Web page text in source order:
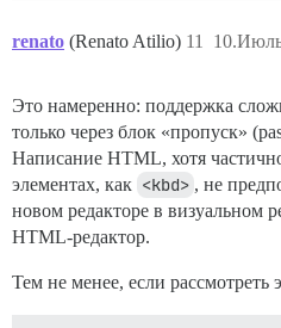
renato (Renato Atilio) 11
Это намеренно: поддержка
только через блок «пропуск»
Написание HTML, хотя
элементах, как <kbd> , не
новом редакторе в визуальном
HTML-редактор.
Тем не менее, если рассмотреть